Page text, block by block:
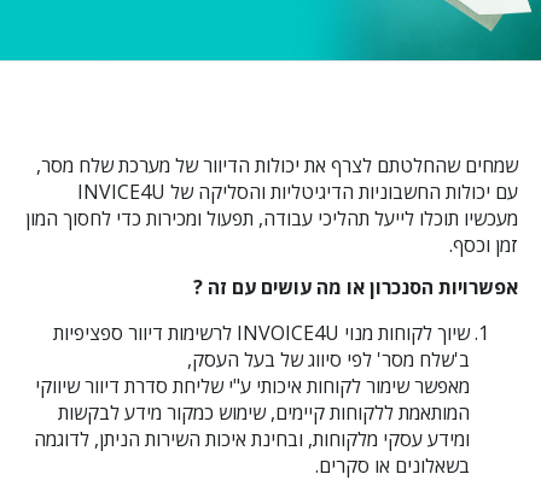
שמחים שהחלטתם לצרף את יכולות הדיוור של מערכת שלח מסר,
עם יכולות החשבוניות הדיגיטליות והסליקה של INVICE4U
מעכשיו תוכלו לייעל תהליכי עבודה, תפעול ומכירות כדי לחסוך המון
זמן וכסף.
אפשרויות הסנכרון או מה עושים עם זה ?
שיוך לקוחות מנוי INVOICE4U לרשימות דיוור ספציפיות
ב'שלח מסר' לפי סיווג של בעל העסק,
מאפשר שימור לקוחות איכותי ע"י שליחת סדרת דיוור שיווקי
המותאמת ללקוחות קיימים, שימוש כמקור מידע לבקשות
ומידע עסקי מלקוחות, ובחינת איכות השירות הניתן, לדוגמה
בשאלונים או סקרים.